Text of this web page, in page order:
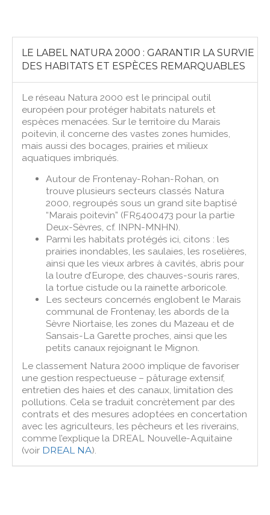
LE LABEL NATURA 2000 : GARANTIR LA SURVIE
DES HABITATS ET ESPÈCES REMARQUABLES
Le réseau Natura 2000 est le principal outil
européen pour protéger habitats naturels et
espèces menacées. Sur le territoire du Marais
poitevin, il concerne des vastes zones humides,
mais aussi des bocages, prairies et milieux
aquatiques imbriqués.
Autour de Frontenay-Rohan-Rohan, on
trouve plusieurs secteurs classés Natura
2000, regroupés sous un grand site baptisé
“Marais poitevin” (FR5400473 pour la partie
Deux-Sèvres, cf. INPN-MNHN).
Parmi les habitats protégés ici, citons : les
prairies inondables, les saulaies, les roselières,
ainsi que les vieux arbres à cavités, abris pour
la loutre d’Europe, des chauves-souris rares,
la tortue cistude ou la rainette arboricole.
Les secteurs concernés englobent le Marais
communal de Frontenay, les abords de la
Sèvre Niortaise, les zones du Mazeau et de
Sansais-La Garette proches, ainsi que les
petits canaux rejoignant le Mignon.
Le classement Natura 2000 implique de favoriser
une gestion respectueuse – pâturage extensif,
entretien des haies et des canaux, limitation des
pollutions. Cela se traduit concrètement par des
contrats et des mesures adoptées en concertation
avec les agriculteurs, les pêcheurs et les riverains,
comme l’explique la DREAL Nouvelle-Aquitaine
(voir DREAL NA).